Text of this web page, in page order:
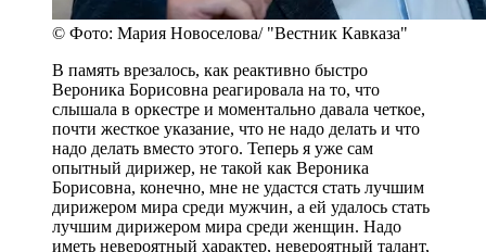
© Фото: Мария Новоселова/ "Вестник Кавказа"
В память врезалось, как реактивно быстро
Вероника Борисовна реагировала на то, что
слышала в оркестре и моментально давала четкое,
почти жесткое указание, что не надо делать и что
надо делать вместо этого. Теперь я уже сам
опытный дирижер, не такой как Вероника
Борисовна, конечно, мне не удастся стать лучшим
дирижером мира среди мужчин, а ей удалось стать
лучшим дирижером мира среди женщин. Надо
иметь невероятный характер, невероятный талант,